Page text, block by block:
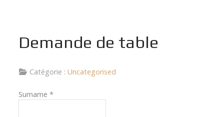
Demande de table
Catégorie : Uncategorised
Surname *